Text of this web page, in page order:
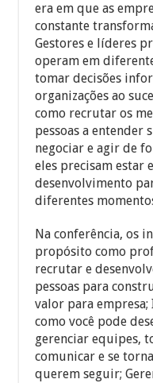
era em que as
constante
Gestores e líderes
operam em
tomar decisões
organizações ao
como recrutar os
pessoas a entender
negociar e agir de
eles precisam estar
desenvolvimento
diferentes
Na conferência, os
propósito como
recrutar e
pessoas para
valor para
como você pode
gerenciar equipes,
comunicar e se
querem seguir;